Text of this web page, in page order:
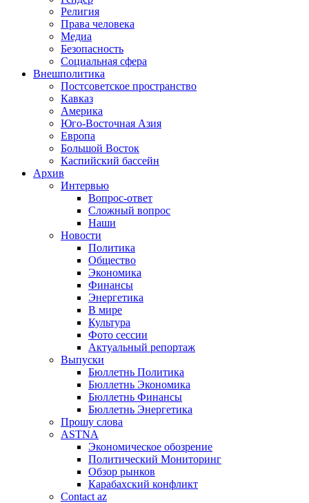
Религия
Права человека
Медиа
Безопасность
Социальная сфера
Внешполитика
Постсоветское пространство
Кавказ
Америка
Юго-Восточная Азия
Европа
Большой Восток
Каспийский бассейн
Архив
Интервью
Вопрос-ответ
Сложный вопрос
Наши
Новости
Политика
Общество
Экономика
Финансы
Энергетика
В мире
Культура
Фото сессии
Актуальный репортаж
Выпуски
Бюллетнь Политика
Бюллетнь Экономика
Бюллетнь Финансы
Бюллетнь Энергетика
Прошу слова
ASTNA
Экономическое обозрение
Политический Мониторинг
Обзор рынков
Карабахский конфликт
Contact az